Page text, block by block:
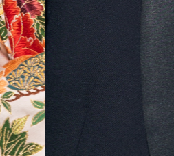
に入
最後
た！